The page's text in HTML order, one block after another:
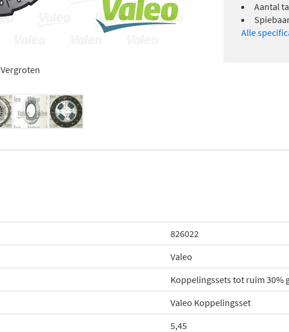
Vergroten
Aantal
Alle
826022
Valeo
Koppelingssets tot ruim 30%
Valeo Koppelingsset
5,45